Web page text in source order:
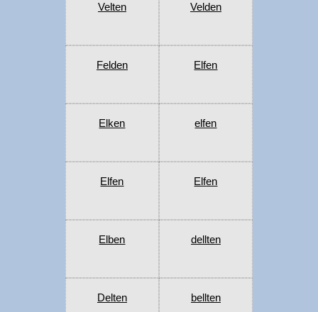
Velten Velden
Felden Elfen
Elken elfen
Elfen Elfen
Elben dellten
Delten bellten